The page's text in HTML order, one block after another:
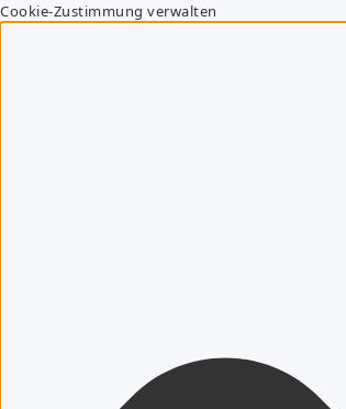
Cookie-Zustimmung verwalten